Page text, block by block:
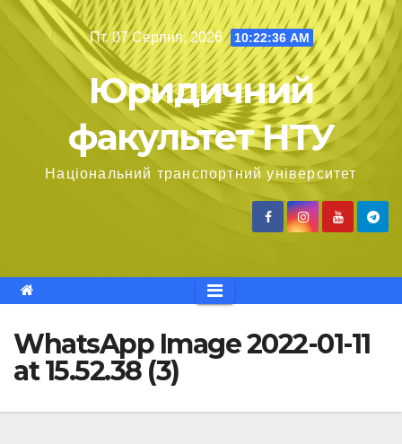
Перейти
Пт. 07 Серпня, 2026 10:22:36 AM
Юридичний
факультет НТУ
Національний транспортний університет
WhatsApp Image 2022-01-11
at 15.52.38 (3)